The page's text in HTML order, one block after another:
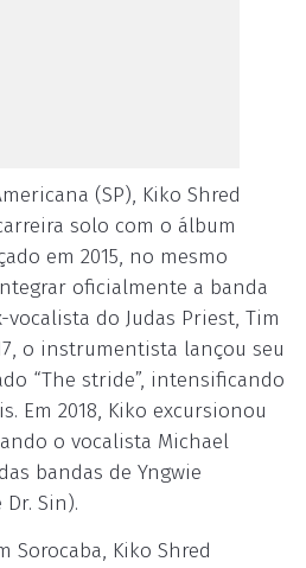
(SP), Kiko Shred
solo com o álbum
em 2015, no mesmo
oficialmente a banda
do Judas Priest, Tim
o instrumentista lançou seu
“The stride”, intensificando
Em 2018, Kiko excursionou
o vocalista Michael
bandas de Yngwie
Sin).
Sorocaba, Kiko Shred